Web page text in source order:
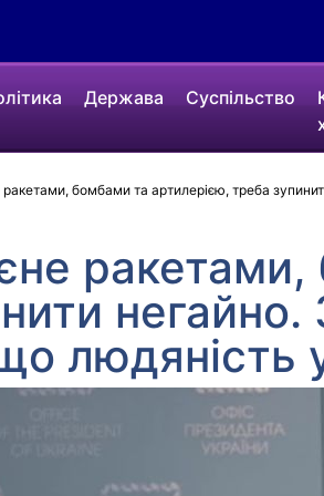
Держава Суспільство
бомбами та артилерією, треба
людяність